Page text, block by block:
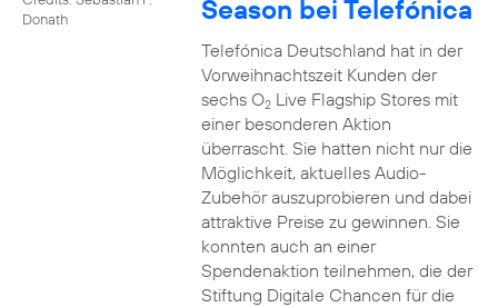
Donath
Season bei Telefónica
Telefónica Deutschland hat in der
Vorweihnachtszeit Kunden der
sechs O2Live Flagship Stores mit
einer besonderen Aktion
überrascht. Sie hatten nicht nur die
Möglichkeit, aktuelles Audio-
Zubehör auszuprobieren und dabei
attraktive Preise zu gewinnen. Sie
konnten auch an einer
Spendenaktion teilnehmen, die der
Stiftung Digitale Chancen für die